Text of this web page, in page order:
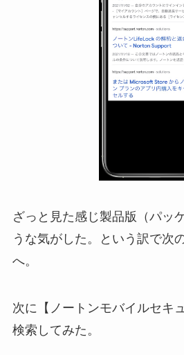
ざっと見た感じ製品版（パッ
うな気がした。という訳で次
へ。
次に【ノートンモバイルセキ
検索してみた。